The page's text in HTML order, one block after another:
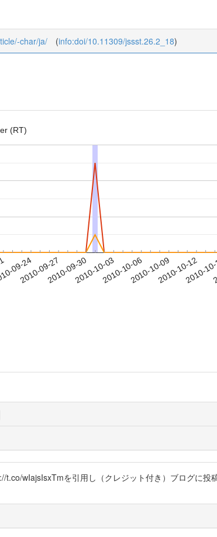
char/ja/ (info:doi/10.11309/jssst.26.2_18)
(RT)
09-24
2010-09-272010-09-302010-10-032010-10-062010-10-092010-10-12
2010-
wIajsIsxTmを引用し（クレジット付き）ブログに投